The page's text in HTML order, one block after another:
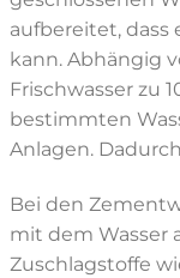
aufbereitet,
kann. Abhängig
Frischwasser zu
bestimmten
Anlagen.
Bei den
mit dem Wasser
Zuschlagstoffe